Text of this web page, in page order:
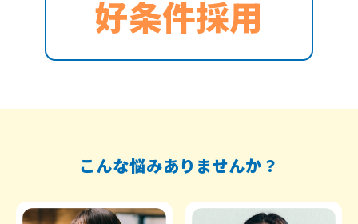
好条件採用
こんな悩みありませんか？